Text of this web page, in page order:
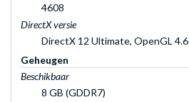
4608
DirectX versie
DirectX 12 Ultimate, OpenGL 4.6
Geheugen
Beschikbaar
8 GB (GDDR7)